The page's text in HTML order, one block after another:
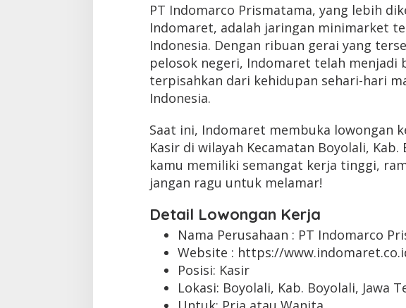
PT Indomarco Prismatama, yang lebih
Indomaret, adalah jaringan minimarket
Indonesia. Dengan ribuan gerai yang
pelosok negeri, Indomaret telah menjadi
terpisahkan dari kehidupan sehari-hari
Indonesia.
Saat ini, Indomaret membuka lowongan
Kasir di wilayah Kecamatan Boyolali, Kab.
kamu memiliki semangat kerja tinggi,
jangan ragu untuk melamar!
Detail Lowongan Kerja
Nama Perusahaan : PT Indomarco
Website : https://
Posisi: Kasir
Lokasi: Boyolali, Kab. Boyolali, Jawa